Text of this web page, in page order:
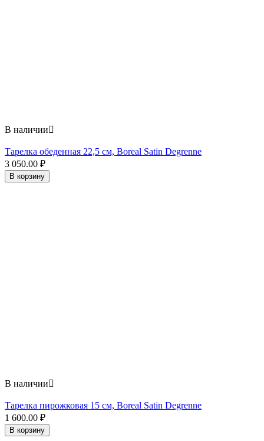
В наличии
Тарелка обеденная 22,5 см, Boreal Satin Degrenne
3 050.00 ₽
В корзину
В наличии
Тарелка пирожковая 15 см, Boreal Satin Degrenne
1 600.00 ₽
В корзину